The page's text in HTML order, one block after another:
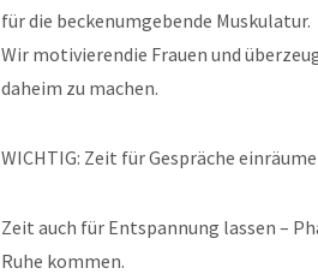
für die beckenumgebende Muskulatur.
Wir motivierendie Frauen und
daheim zu machen.
WICHTIG: Zeit für Gespräche
Zeit auch für Entspannung lassen –
Ruhe kommen.